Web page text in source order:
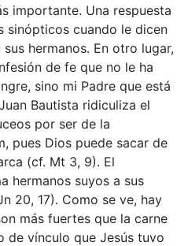
importante. Una respuesta
sinópticos cuando le dicen
hermanos. En otro lugar,
de fe que no le ha
sino mi Padre que está
Bautista ridiculiza el
por ser de la
pues Dios puede sacar de
(cf. Mt 3, 9). El
hermanos suyos a sus
20, 17). Como se ve, hay
más fuertes que la carne
de vínculo que Jesús tuvo